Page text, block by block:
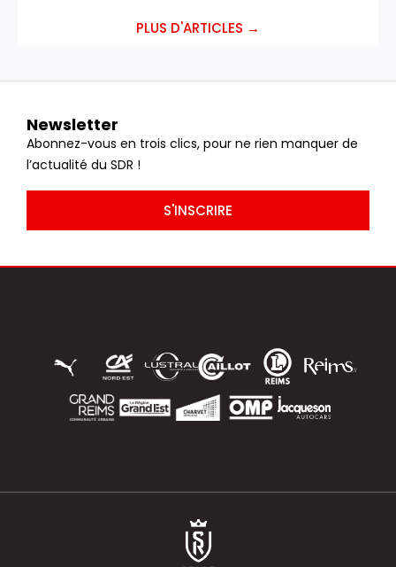
PLUS D'ARTICLES →
Newsletter
Abonnez-vous en trois clics, pour ne rien manquer de
l’actualité du SDR !
S'INSCRIRE